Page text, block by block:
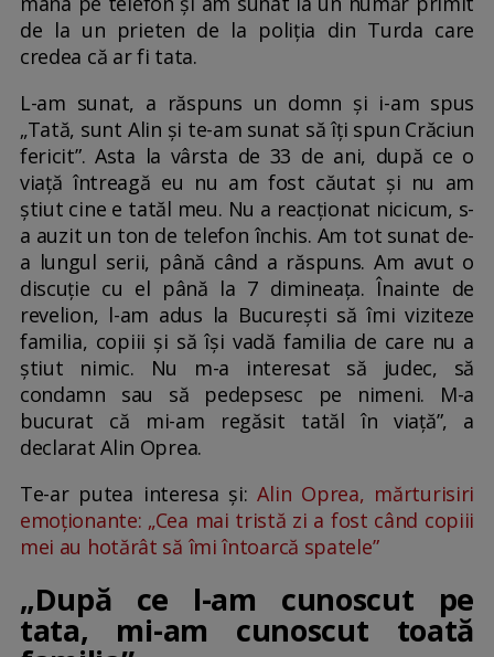
de la un prieten de la poliția din Turda care
credea că ar fi tata.
L-am sunat, a răspuns un domn și i-am spus
„Tată, sunt Alin și te-am sunat să îți spun Crăciun
fericit”. Asta la vârsta de 33 de ani, după ce o
viață întreagă eu nu am fost căutat și nu am
știut cine e tatăl meu. Nu a reacționat nicicum, s-
a auzit un ton de telefon închis. Am tot sunat de-
a lungul serii, până când a răspuns. Am avut o
discuție cu el până la 7 dimineața. Înainte de
revelion, l-am adus la București să îmi viziteze
familia, copiii și să își vadă familia de care nu a
știut nimic. Nu m-a interesat să judec, să
condamn sau să pedepsesc pe nimeni. M-a
bucurat că mi-am regăsit tatăl în viață”, a
declarat Alin Oprea.
Te-ar putea interesa și:Alin Oprea, mărturisiri
emoționante: „Cea mai tristă zi a fost când copiii
mei au hotărât să îmi întoarcă spatele”
„După ce l-am cunoscut pe
tata, mi-am cunoscut toată